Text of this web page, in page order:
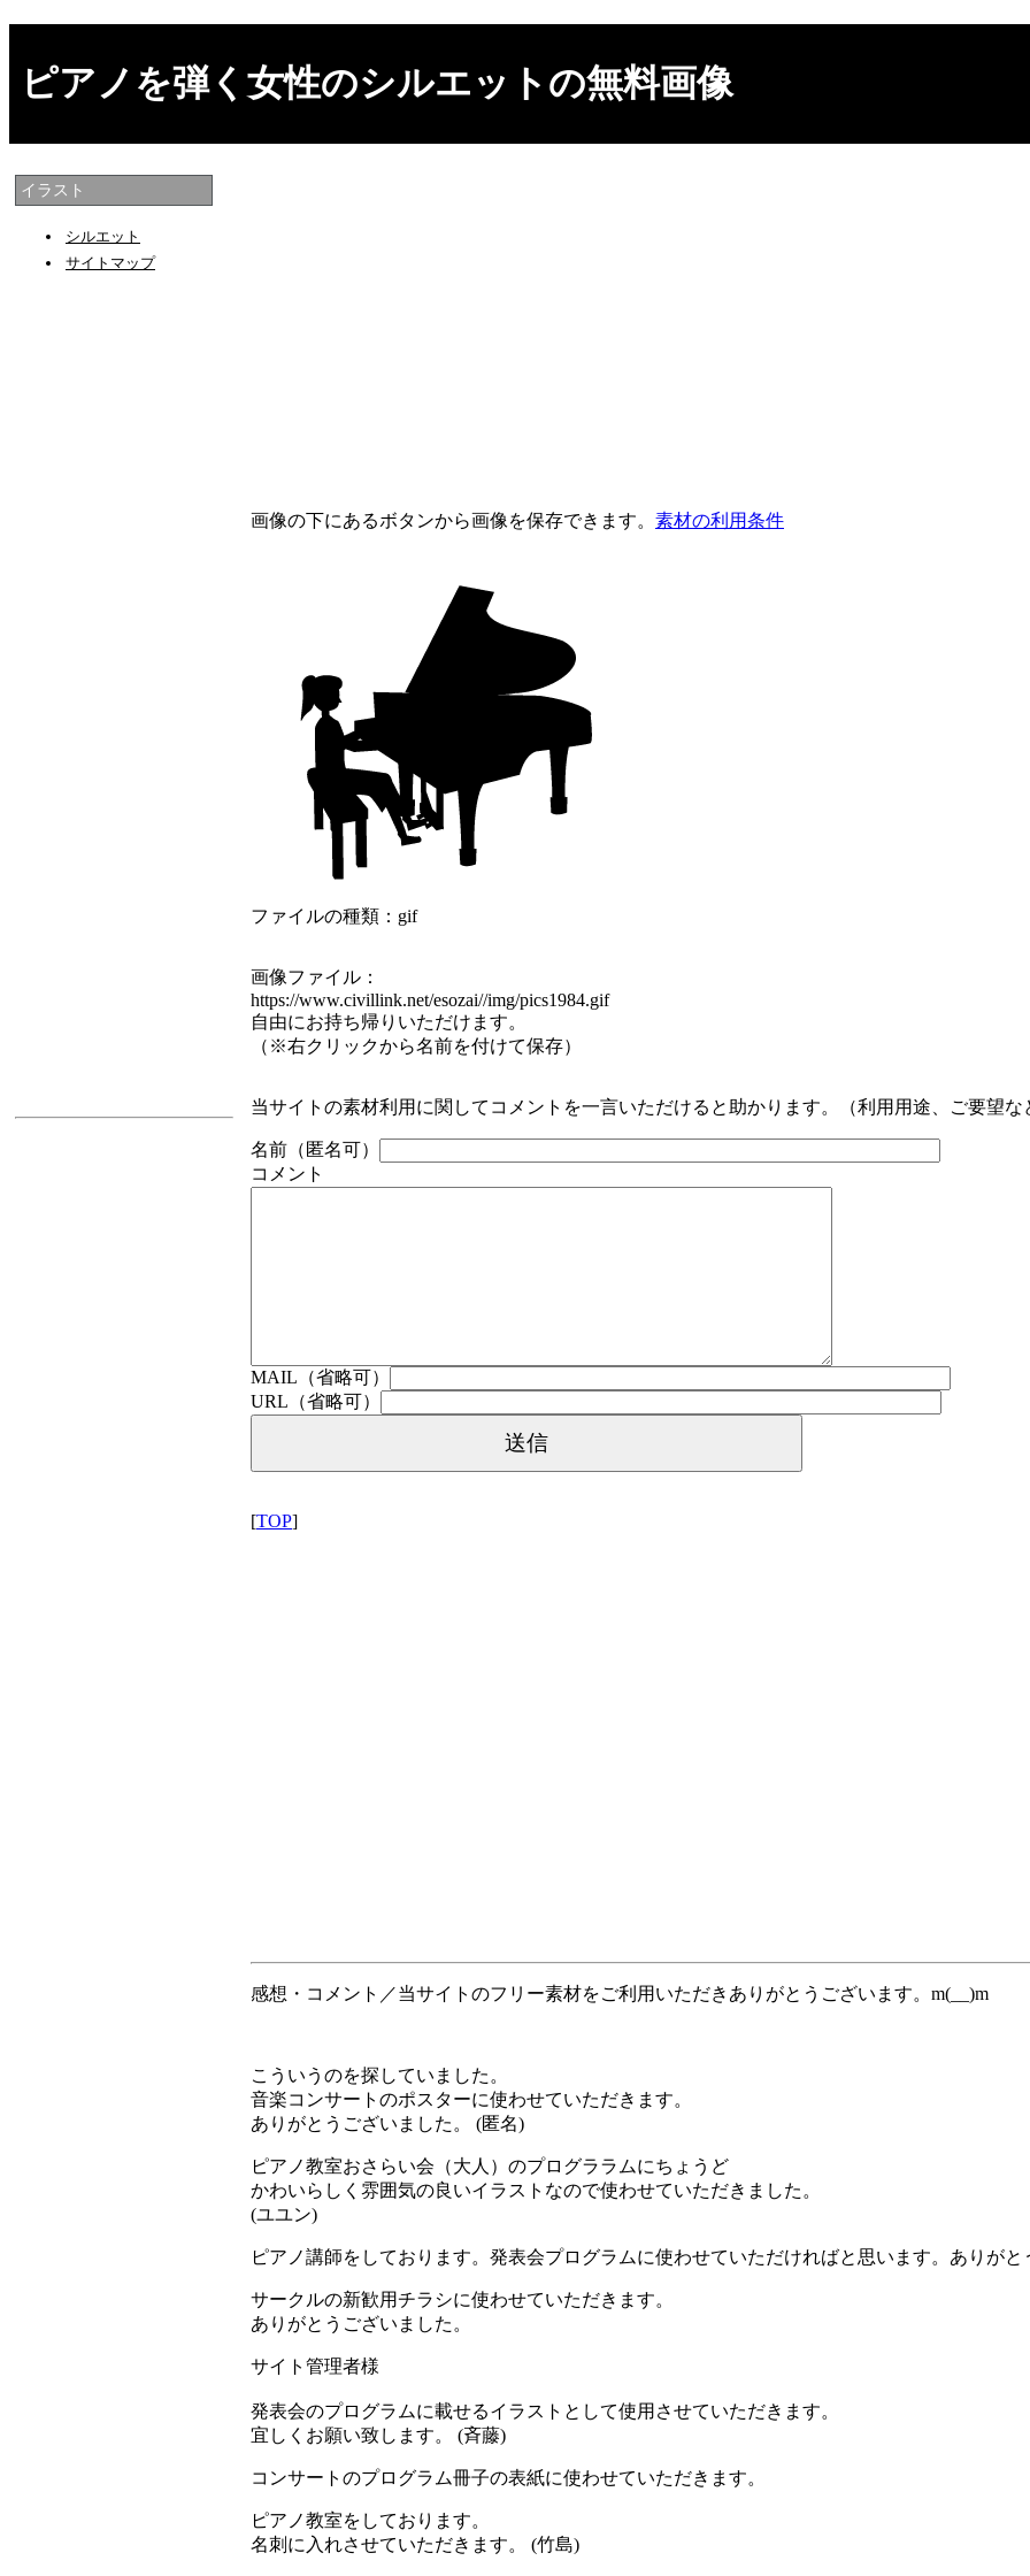
ピアノを弾く女性のシルエットの無料画像
画像の下にあるボタンから画像を保存できます。 素材の利用条件
ファイルの種類：gif
画像ファイル：
https://www.civillink.net/esozai//img/pics1984.gif
自由にお持ち帰りいただけます。
（※右クリックから名前を付けて保存）
当サイトの素材利用に関してコメントを一言いただけると助かります。（利用用途、ご要望な
名前（匿名可）
コメント
MAIL（省略可）
URL（省略可）
[TOP]
感想・コメント／当サイトのフリー素材をご利用いただきありがとうございます。m(__)m
こういうのを探していました。
音楽コンサートのポスターに使わせていただきます。
ありがとうございました。 (匿名)
ピアノ教室おさらい会（大人）のプログララムにちょうど
かわいらしく雰囲気の良いイラストなので使わせていただきました。
(ユユン)
ピアノ講師をしております。発表会プログラムに使わせていただければと思います。ありが
サークルの新歓用チラシに使わせていただきます。
ありがとうございました。
サイト管理者様
発表会のプログラムに載せるイラストとして使用させていただきます。
宜しくお願い致します。 (斉藤)
コンサートのプログラム冊子の表紙に使わせていただきます。
ピアノ教室をしております。
名刺に入れさせていただきます。 (竹島)
イラスト
シルエット
サイトマップ